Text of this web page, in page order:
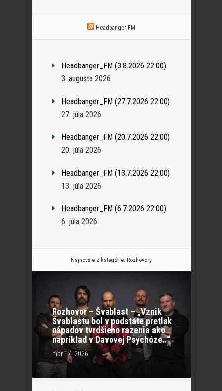
Headbanger FM
Headbanger_FM (3.8.2026 22:00)
3. augusta 2026
Headbanger_FM (27.7.2026 22:00)
27. júla 2026
Headbanger_FM (20.7.2026 22:00)
20. júla 2026
Headbanger_FM (13.7.2026 22:00)
13. júla 2026
Headbanger_FM (6.7.2026 22:00)
6. júla 2026
Najnovšie z kategórie: Rozhovory
Rozhovor – Švablast – „Vznik
Švablastu bol v podstate pretlak
nápadov tvrdšieho razenia ako
napríklad v Davovej Psychóze…“
mar 17, 2026